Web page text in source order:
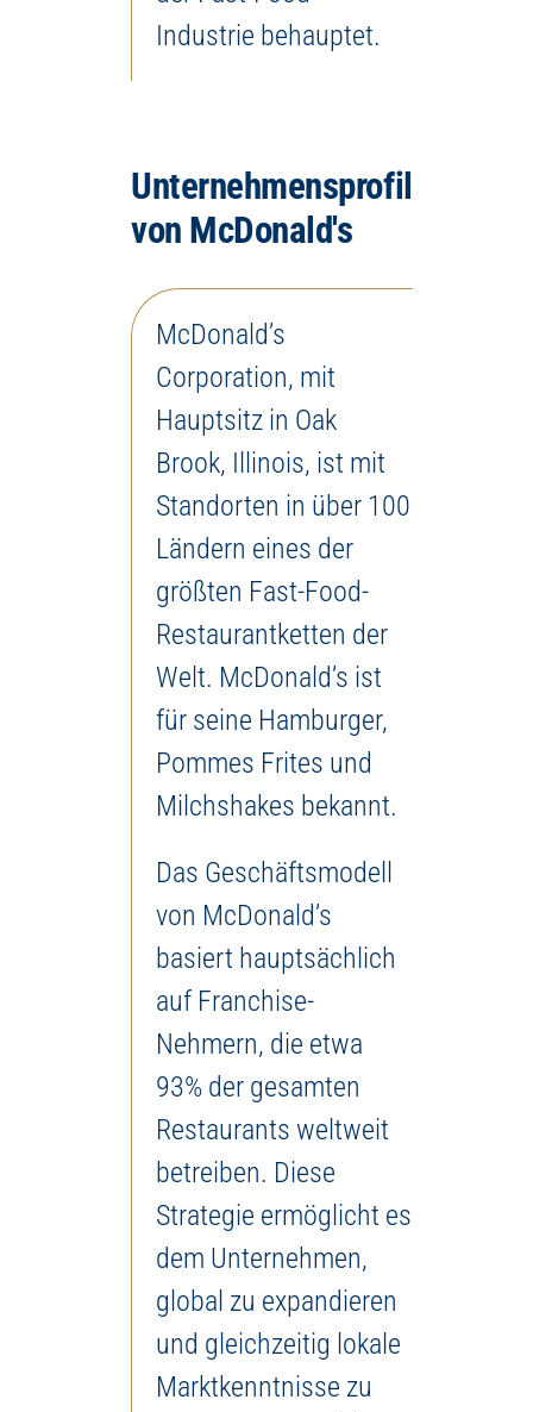
Industrie behauptet.
Unternehmensprofil
von McDonald's
McDonald’s
Corporation, mit
Hauptsitz in Oak
Brook, Illinois, ist mit
Standorten in über 100
Ländern eines der
größten Fast-Food-
Restaurantketten der
Welt. McDonald’s ist
für seine Hamburger,
Pommes Frites und
Milchshakes bekannt.
Das Geschäftsmodell
von McDonald’s
basiert hauptsächlich
auf Franchise-
Nehmern, die etwa
93% der gesamten
Restaurants weltweit
betreiben. Diese
Strategie ermöglicht es
dem Unternehmen,
global zu expandieren
und gleichzeitig lokale
Marktkenntnisse zu